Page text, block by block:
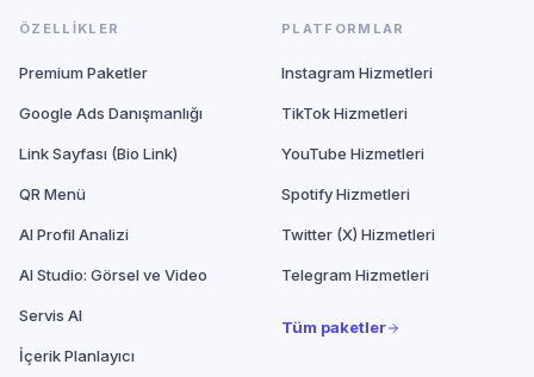
ÖZELLIKLER
Premium Paketler
Google Ads Danışmanlığı
Link Sayfası (Bio Link)
QR Menü
AI Profil Analizi
AI Studio: Görsel ve Video
Servis AI
İçerik Planlayıcı
PLATFORMLAR
Instagram Hizmetleri
TikTok Hizmetleri
YouTube Hizmetleri
Spotify Hizmetleri
Twitter (X) Hizmetleri
Telegram Hizmetleri
Tüm paketler